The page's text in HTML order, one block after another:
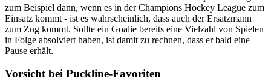
zum Beispiel dann, wenn es in der Champions Hockey League zum
Einsatz kommt - ist es wahrscheinlich, dass auch der Ersatzmann
zum Zug kommt. Sollte ein Goalie bereits eine Vielzahl von Spielen
in Folge absolviert haben, ist damit zu rechnen, dass er bald eine
Pause erhält.
Vorsicht bei Puckline-Favoriten